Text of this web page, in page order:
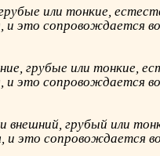
или тонкие,
и это сопровождается
грубые или тонкие,
и это сопровождается
грубый или
и это сопровождается